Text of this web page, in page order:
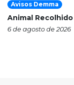
Avisos Demma
Animal
6 de agosto de 2026